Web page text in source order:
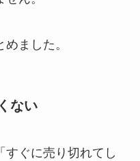
ました。
ない
すぐに売り切れてし